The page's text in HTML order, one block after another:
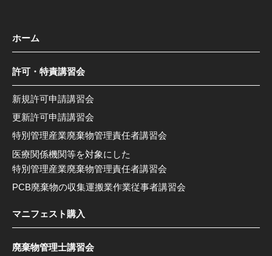
ホーム
許可・特責講習会
新規許可申請講習会
更新許可申請講習会
特別管理産業廃棄物管理責任者講習会
医療関係機関等を対象にした
特別管理産業廃棄物管理責任者講習会
PCB廃棄物の収集運搬業作業従事者講習会
マニフェスト購入
廃棄物管理士講習会